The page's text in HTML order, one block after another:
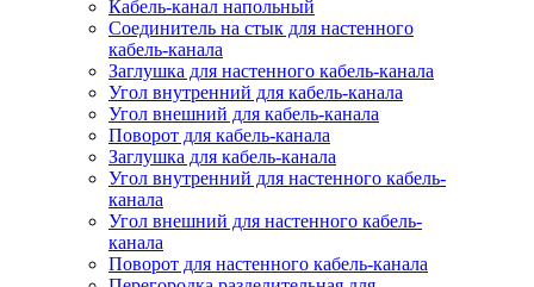
Кабель-канал напольный
Соединитель на стык для настенного
кабель-канала
Заглушка для настенного кабель-канала
Угол внутренний для кабель-канала
Угол внешний для кабель-канала
Поворот для кабель-канала
Заглушка для кабель-канала
Угол внутренний для настенного кабель-
канала
Угол внешний для настенного кабель-
канала
Поворот для настенного кабель-канала